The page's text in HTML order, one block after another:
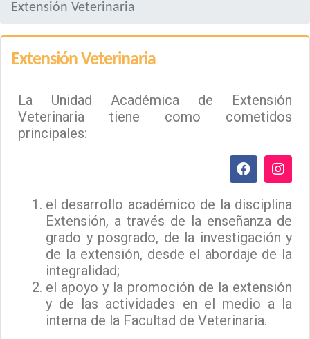
Extensión Veterinaria
Extensión Veterinaria
La Unidad Académica de Extensión
Veterinaria tiene como cometidos
principales:
el desarrollo académico de la disciplina
Extensión, a través de la enseñanza de
grado y posgrado, de la investigación y
de la extensión, desde el abordaje de la
integralidad;
el apoyo y la promoción de la extensión
y de las actividades en el medio a la
interna de la Facultad de Veterinaria.